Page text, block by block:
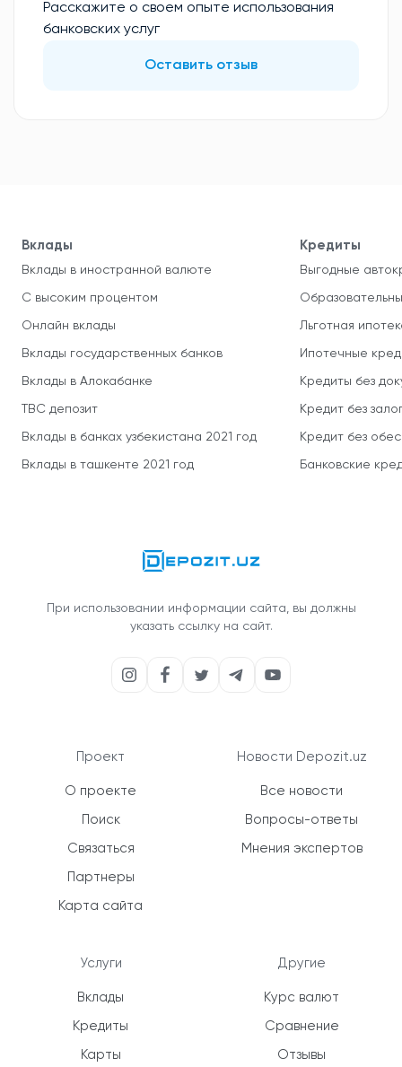
Расскажите о своем опыте использования
банковских услуг
Оставить отзыв
Вклады
Вклады в иностранной валюте
С высоким процентом
Онлайн вклады
Вклады государственных банков
Вклады в Алокабанке
TBC депозит
Вклады в банках узбекистана 2021 год
Вклады в ташкенте 2021 год
Кредиты
Выгодные
Льготная
Ипотечные
Кредиты без
Кредит без
Кредит без
Банковские
При использовании информации сайта, вы должны
указать ссылку на сайт.
Проект
О проекте
Поиск
Связаться
Партнеры
Карта сайта
Услуги
Вклады
Кредиты
Карты
Новости Depozit.uz
Все новости
Вопросы-ответы
Мнения экспертов
Другие
Курс валют
Сравнение
Отзывы